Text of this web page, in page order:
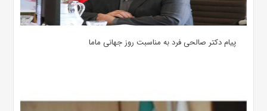
پیام دکتر صالحی فرد به مناسبت روز جهانی ماما